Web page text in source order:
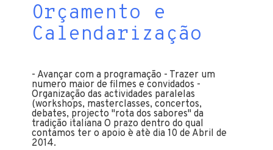
Orçamento e
Calendarização
- Avançar com a programação - Trazer um
numero maior de filmes e convidados -
Organização das actividades paralelas
(workshops, masterclasses, concertos,
debates, projecto "rota dos sabores" da
tradição italiana O prazo dentro do qual
contamos ter o apoio è atè dia 10 de Abril de
2014.